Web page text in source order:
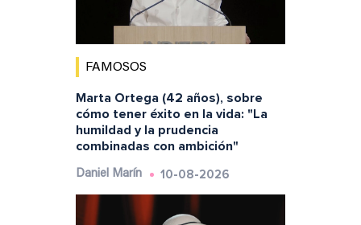
FAMOSOS
Marta Ortega (42 años), sobre
cómo tener éxito en la vida: "La
humildad y la prudencia
combinadas con ambición"
Daniel Marín 10-08-2026